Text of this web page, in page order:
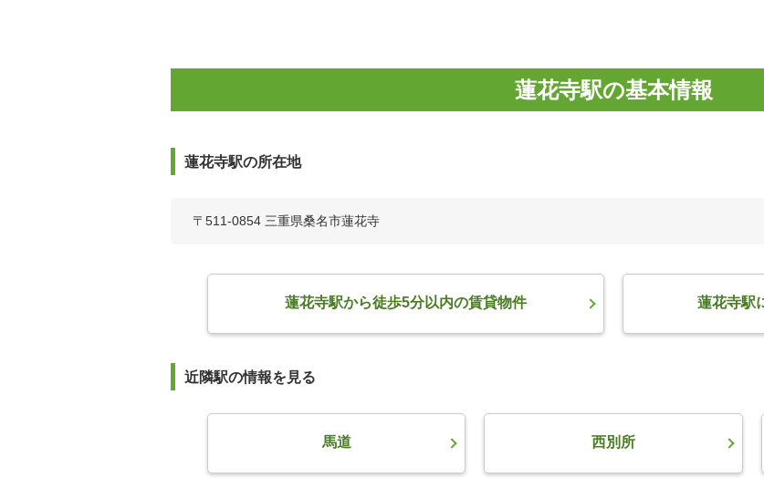
蓮花寺駅の基本情報
蓮花寺駅の所在地
〒511-0854 三重県桑名市蓮花寺
蓮花寺駅から徒歩5分以内の賃貸物件 蓮花寺駅
近隣駅の情報を見る
馬道 西別所